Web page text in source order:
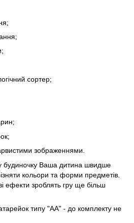
сортер;
зображеннями.
будиночку Ваша дитина швидше
кольори та форми предметів.
ефекти зроблять гру ще більш
типу "АА" - до комплекту не